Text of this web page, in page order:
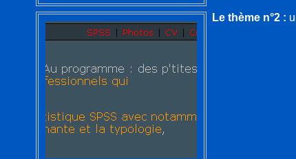
Le thème n°2 :